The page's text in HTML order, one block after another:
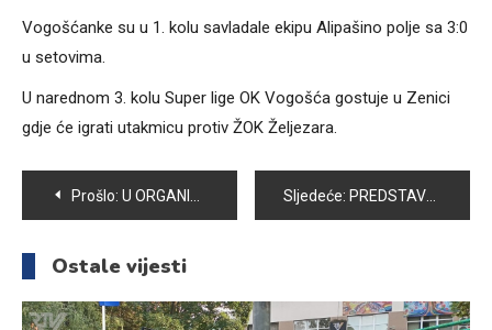
Vogošćanke su u 1. kolu savladale ekipu Alipašino polje sa 3:0
u setovima.
U narednom 3. kolu Super lige OK Vogošća gostuje u Zenici
gdje će igrati utakmicu protiv ŽOK Željezara.
Navigacija
članaka
Prošlo: U ORGANIZACIJI ŠAHOVSKOG KLUBA VOGOŠĆA ODRŽAN TURNIR ZA DJECU I MLADE Sljedeće: PREDSTAVLJEN IDEJNI PROJEKAT UREĐENJA BUDUĆEG “MUZEJA STRADANJA GRAĐANA BOSNE I HERCEGOVINE” KON-TIKI
Ostale vijesti